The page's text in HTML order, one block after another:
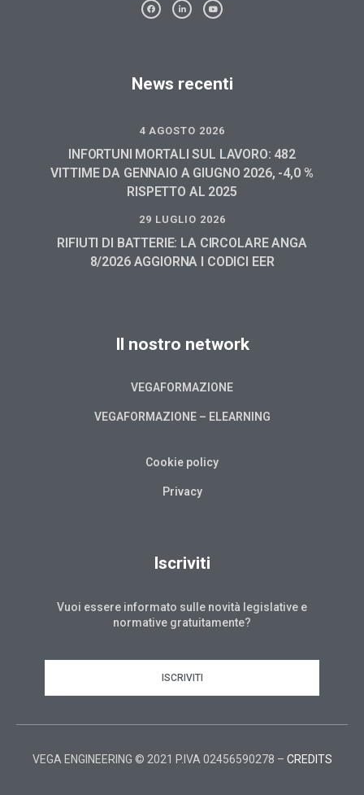
News recenti
4 AGOSTO 2026
INFORTUNI MORTALI SUL LAVORO: 482
VITTIME DA GENNAIO A GIUGNO 2026, -4,0 %
RISPETTO AL 2025
29 LUGLIO 2026
RIFIUTI DI BATTERIE: LA CIRCOLARE ANGA
8/2026 AGGIORNA I CODICI EER
Il nostro network
VEGAFORMAZIONE
VEGAFORMAZIONE – ELEARNING
Cookie policy
Privacy
Iscriviti
Vuoi essere informato sulle novità legislative e
normative gratuitamente?
ISCRIVITI
VEGA ENGINEERING © 2021 P.IVA 02456590278 – CREDITS